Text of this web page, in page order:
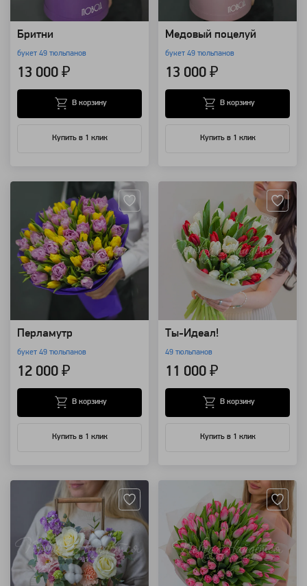
Бритни
букет 49 тюльпанов
13 000 ₽
Купить в 1 клик
В корзину
Медовый поцелуй
букет 49 тюльпанов
13 000 ₽
Купить в 1 клик
В корзину
Перламутр
букет 49 тюльпанов
12 000 ₽
Купить в 1 клик
В корзину
Ты-Идеал!
49 тюльпанов
11 000 ₽
Купить в 1 клик
В корзину